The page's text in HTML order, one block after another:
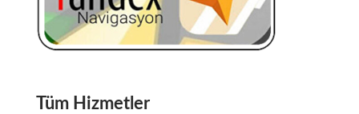
Tüm Hizmetler